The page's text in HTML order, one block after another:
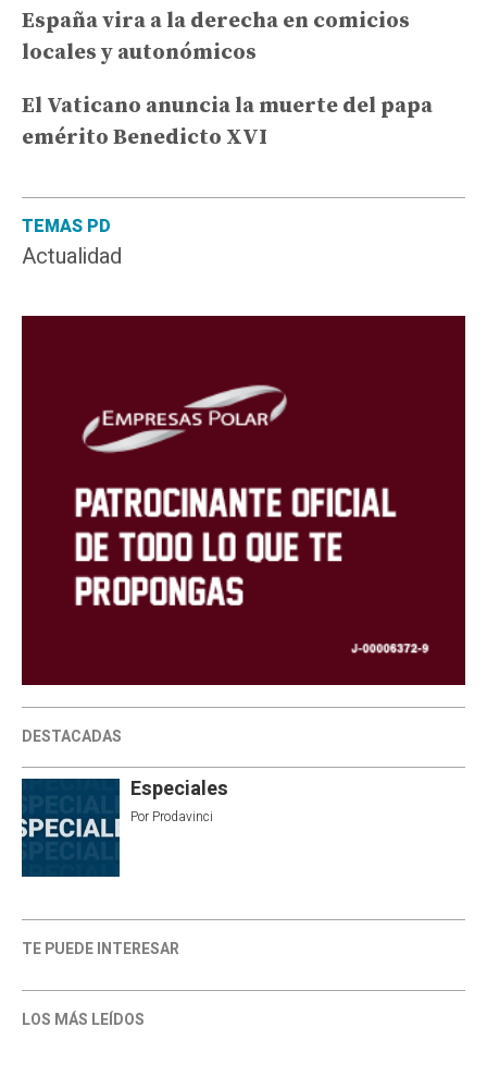
TEMAS PD
Actualidad
DESTACADAS
Especiales
Por Prodavinci
TE PUEDE INTERESAR
LOS MÁS LEÍDOS
España vira a la derecha en comicios
locales y autonómicos
El Vaticano anuncia la muerte del papa
emérito Benedicto XVI